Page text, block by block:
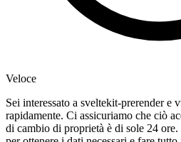
Veloce
Sei interessato a sveltekit-prerender e
rapidamente. Ci assicuriamo che ciò
di cambio di proprietà è di sole 24